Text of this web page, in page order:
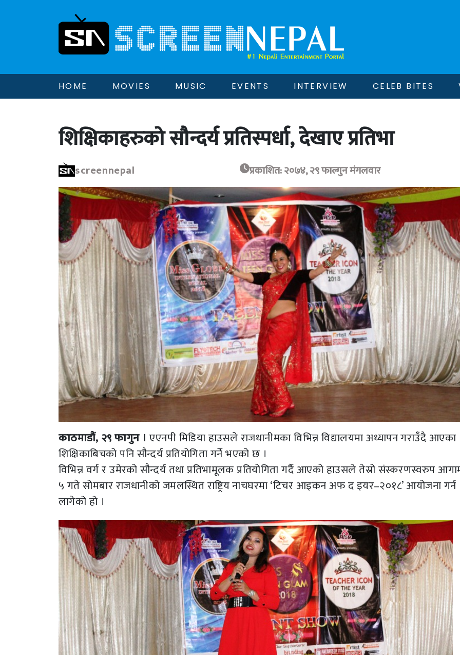
HOME MOVIES MUSIC EVENTS INTERVIEW CELEB BITES
शिक्षिकाहरुको सौन्दर्य प्रतिस्पर्धा, देखाए प्रतिभा
screennepal प्रकाशित: २०७४, २९ फाल्गुन मंगलवार
काठमाडौं, २९ फागुन । एएनपी मिडिया हाउसले राजधानीमका विभिन्न विद्यालयमा अध्यापन गराउँदै आएका
शिक्षिकाबिचको पनि सौन्दर्य प्रतियोगिता गर्ने भएको छ ।
विभिन्न वर्ग र उमेरको सौन्दर्य तथा प्रतिभामूलक प्रतियोगिता गर्दै आएको हाउसले तेस्रो संस्करणस्वरुप
५ गते सोमबार राजधानीको जमलस्थित राष्ट्रिय नाचघरमा ‘टिचर आइकन अफ द इयर–२०१८’ आयोजना गर्न
लागेको हो ।